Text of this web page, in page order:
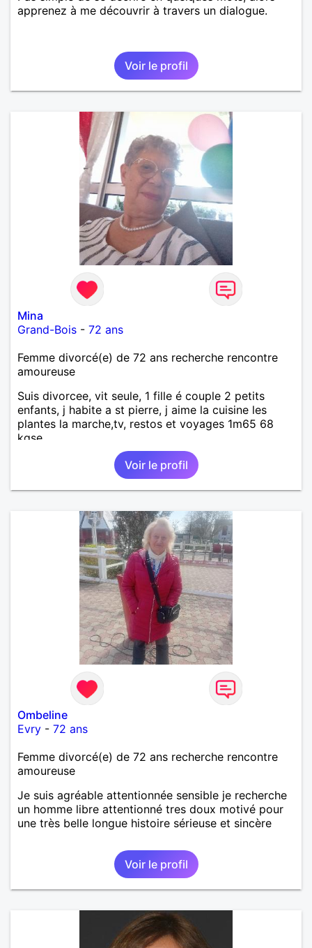
apprenez à me découvrir à travers un dialogue.
Voir le profil
Mina
Grand-Bois - 72 ans
Femme divorcé(e) de 72 ans recherche rencontre
amoureuse
Suis divorcee, vit seule, 1 fille é couple 2 petits
enfants, j habite a st pierre, j aime la cuisine les
plantes la marche,tv, restos et voyages 1m65 68
kgse
Voir le profil
Ombeline
Evry - 72 ans
Femme divorcé(e) de 72 ans recherche rencontre
amoureuse
Je suis agréable attentionnée sensible je recherche
un homme libre attentionné tres doux motivé pour
une très belle longue histoire sérieuse et sincère
Voir le profil